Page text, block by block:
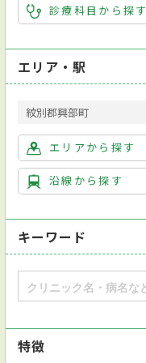
診療科目から探す
エリア・駅
紋別郡興部町
エリアから探す
沿線から探す
キーワード
特徴